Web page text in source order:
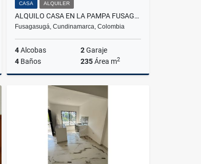
CASA ALQUILER
ALQUILO CASA EN LA PAMPA FUSAGASUGA
Fusagasugá, Cundinamarca, Colombia
4Alcobas 2Garaje
4 Baños 235Área m2
$3.000.000